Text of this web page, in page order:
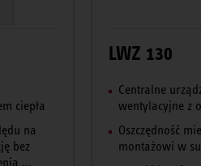
ciepła
na
bez
...
LWZ 130
Centralne
wentylacyjne z
Oszczędność
montażowi w